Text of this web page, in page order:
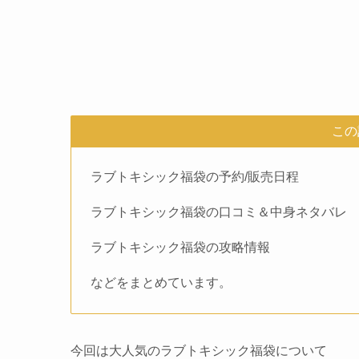
こ
ラブトキシック福袋の予約/販売日程
ラブトキシック福袋の口コミ＆中身ネタバレ
ラブトキシック福袋の攻略情報
などをまとめています。
今回は大人気のラブトキシック福袋について